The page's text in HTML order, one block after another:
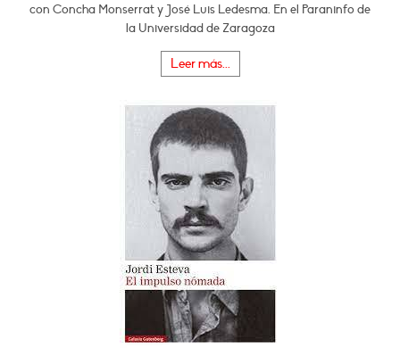
con Concha Monserrat y José Luis Ledesma. En el Paraninfo de
la Universidad de Zaragoza
Leer más...